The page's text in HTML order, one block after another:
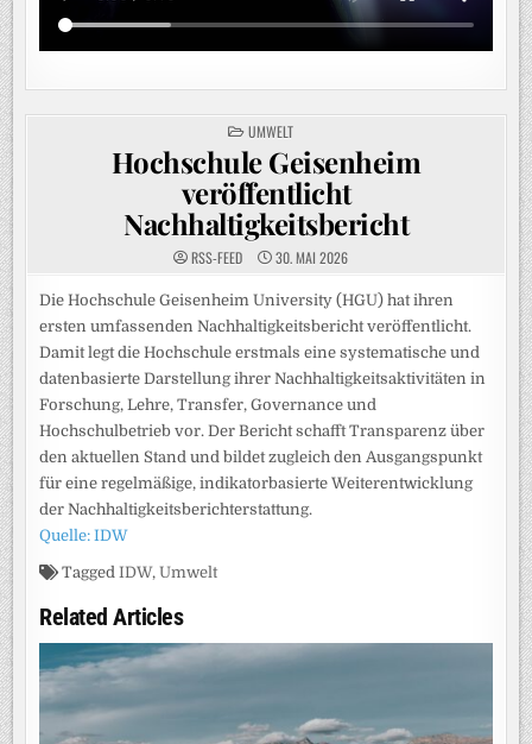
POSTED
IN
UMWELT
Hochschule Geisenheim
veröffentlicht
Nachhaltigkeitsbericht
RSS-FEED 30. MAI 2026
Die Hochschule Geisenheim University (HGU) hat ihren
ersten umfassenden Nachhaltigkeitsbericht veröffentlicht.
Damit legt die Hochschule erstmals eine systematische und
datenbasierte Darstellung ihrer Nachhaltigkeitsaktivitäten in
Forschung, Lehre, Transfer, Governance und
Hochschulbetrieb vor. Der Bericht schafft Transparenz über
den aktuellen Stand und bildet zugleich den Ausgangspunkt
für eine regelmäßige, indikatorbasierte Weiterentwicklung
der Nachhaltigkeitsberichterstattung.
Quelle: IDW
TaggedIDW,Umwelt
Related Articles